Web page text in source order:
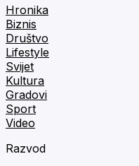
Hronika
Biznis
Društvo
Lifestyle
Svijet
Kultura
Gradovi
Sport
Video
Razvod